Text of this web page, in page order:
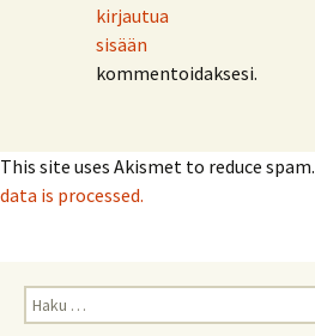
kirjautua
sisään
kommentoidaksesi.
This site uses Akismet to reduce spam.
data is processed.
Haku: